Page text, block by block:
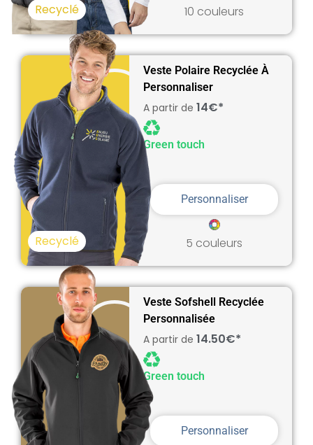
Recyclé 10 couleurs
Recyclé
Veste Polaire Recyclée À
Personnaliser
A partir de14€*
Green touch
Personnaliser
5 couleurs
Veste Sofshell Recyclée
Personnalisée
A partir de14.50€*
Green touch
Personnaliser